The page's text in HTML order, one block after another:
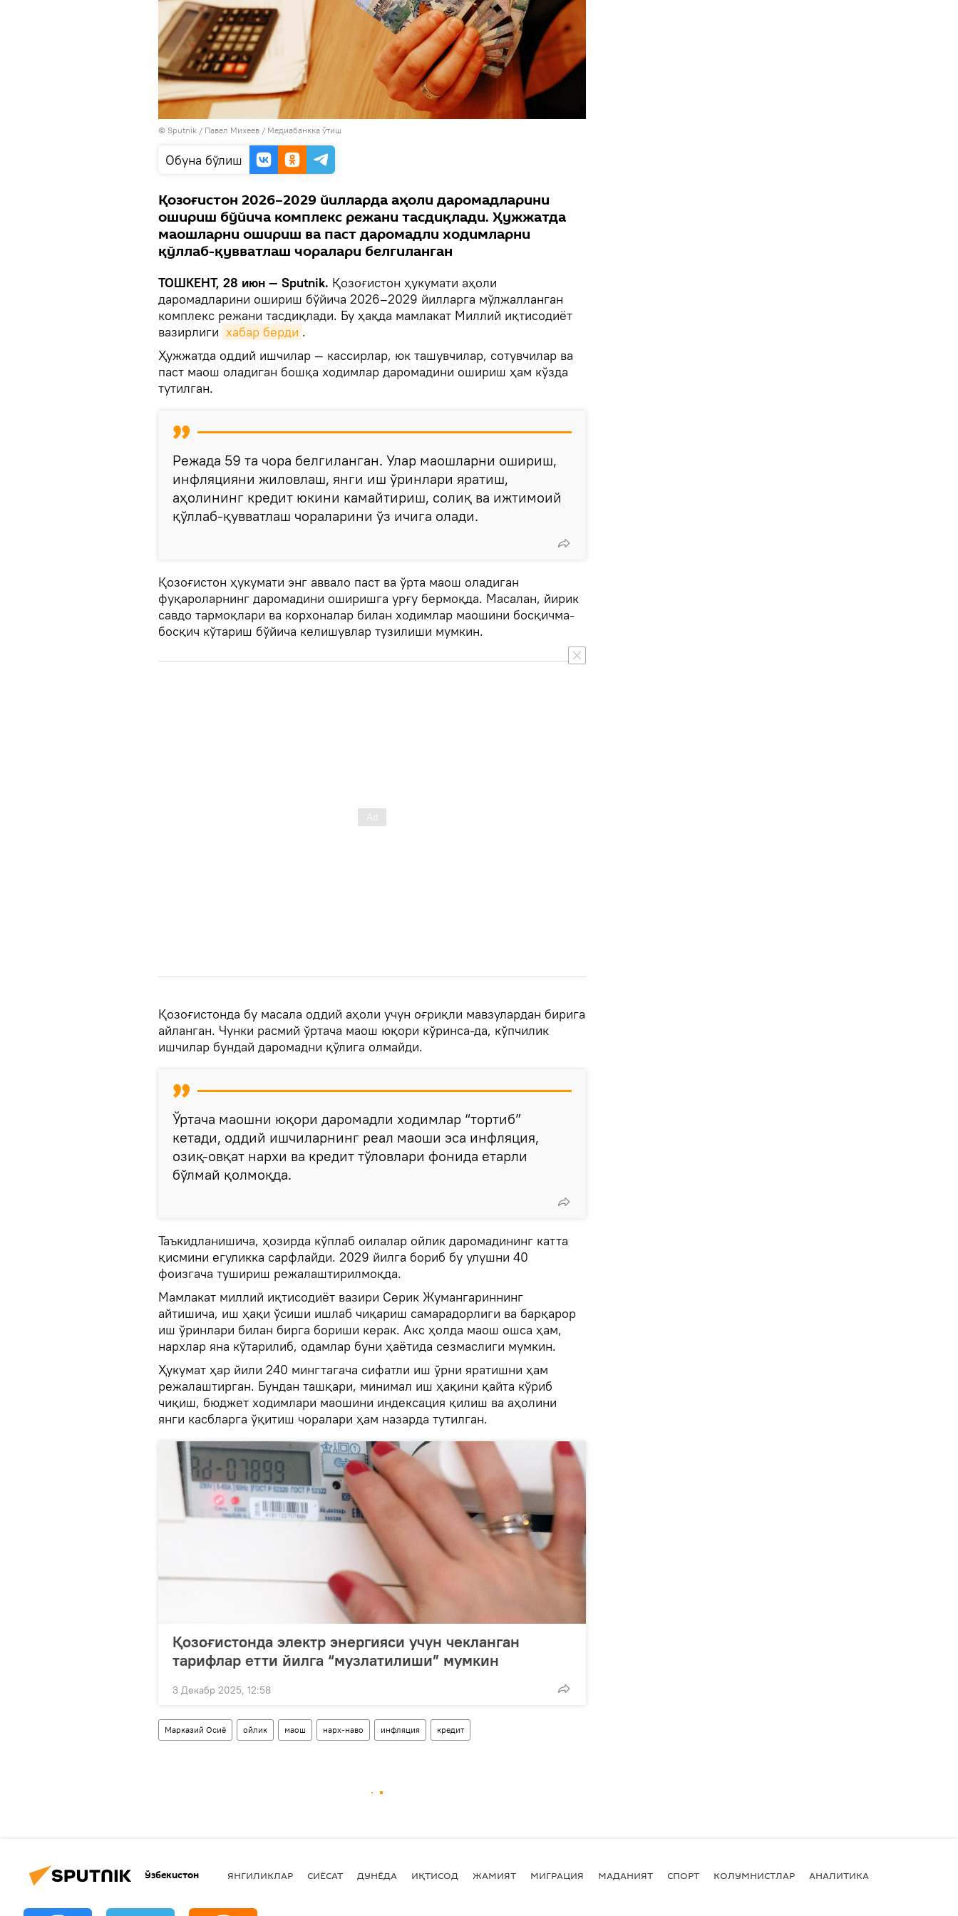
© Sputnik / Павел Михеев / Медиабанкка ўтиш
Oбуна бўлиш
Қозоғистон 2026–2029 йилларда аҳоли даромадларини
ошириш бўйича комплекс режани тасдиқлади. Ҳужжатда
маошларни ошириш ва паст даромадли ходимларни
қўллаб-қувватлаш чоралари белгиланган
ТОШКЕНТ, 28 июн — Sputnik. Қозоғистон ҳукумати аҳоли
даромадларини ошириш бўйича 2026–2029 йилларга мўлжалланган
комплекс режани тасдиқлади. Бу ҳақда мамлакат Миллий иқтисодиёт
вазирлиги хабар берди .
Ҳужжатда оддий ишчилар — кассирлар, юк ташувчилар, сотувчилар ва
паст маош оладиган бошқа ходимлар даромадини ошириш ҳам кўзда
тутилган.
Режада 59 та чора белгиланган. Улар маошларни ошириш,
инфляцияни жиловлаш, янги иш ўринлари яратиш,
аҳолининг кредит юкини камайтириш, солиқ ва ижтимоий
қўллаб-қувватлаш чораларини ўз ичига олади.
Қозоғистон ҳукумати энг аввало паст ва ўрта маош оладиган
фуқароларнинг даромадини оширишга урғу бермоқда. Масалан, йирик
савдо тармоқлари ва корхоналар билан ходимлар маошини босқичма-
босқич кўтариш бўйича келишувлар тузилиши мумкин.
Қозоғистонда бу масала оддий аҳоли учун оғриқли мавзулардан бирига
айланган. Чунки расмий ўртача маош юқори кўринса-да, кўпчилик
ишчилар бундай даромадни қўлига олмайди.
Ўртача маошни юқори даромадли ходимлар “тортиб”
кетади, оддий ишчиларнинг реал маоши эса инфляция,
озиқ-овқат нархи ва кредит тўловлари фонида етарли
бўлмай қолмоқда.
Таъкидланишича, ҳозирда кўплаб оилалар ойлик даромадининг катта
қисмини егуликка сарфлайди. 2029 йилга бориб бу улушни 40
фоизгача тушириш режалаштирилмоқда.
Мамлакат миллий иқтисодиёт вазири Серик Жумангариннинг
айтишича, иш ҳақи ўсиши ишлаб чиқариш самарадорлиги ва барқарор
иш ўринлари билан бирга бориши керак. Акс ҳолда маош ошса ҳам,
нархлар яна кўтарилиб, одамлар буни ҳаётида сезмаслиги мумкин.
Ҳукумат ҳар йили 240 мингтагача сифатли иш ўрни яратишни ҳам
режалаштирган. Бундан ташқари, минимал иш ҳақини қайта кўриб
чиқиш, бюджет ходимлари маошини индексация қилиш ва аҳолини
янги касбларга ўқитиш чоралари ҳам назарда тутилган.
Қозоғистонда электр энергияси учун чекланган
тарифлар етти йилга “музлатилиши” мумкин
3 Декабр 2025, 12:58
Марказий Осиё ойлик маош нарх-наво инфляция кредит
Ўзбекистон ЯНГИЛИКЛАР СИЁСАТ ДУНЁДА ИҚТИСОД ЖАМИЯТ МИГРАЦИЯ МАДАНИЯТ СПОРТ КОЛУМНИСТЛАР АНАЛИТИКА